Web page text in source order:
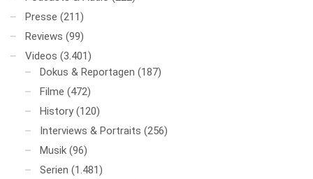
Presse (211)
Reviews (99)
Videos (3.401)
Dokus & Reportagen (187)
Filme (472)
History (120)
Interviews & Portraits (256)
Musik (96)
Serien (1.481)